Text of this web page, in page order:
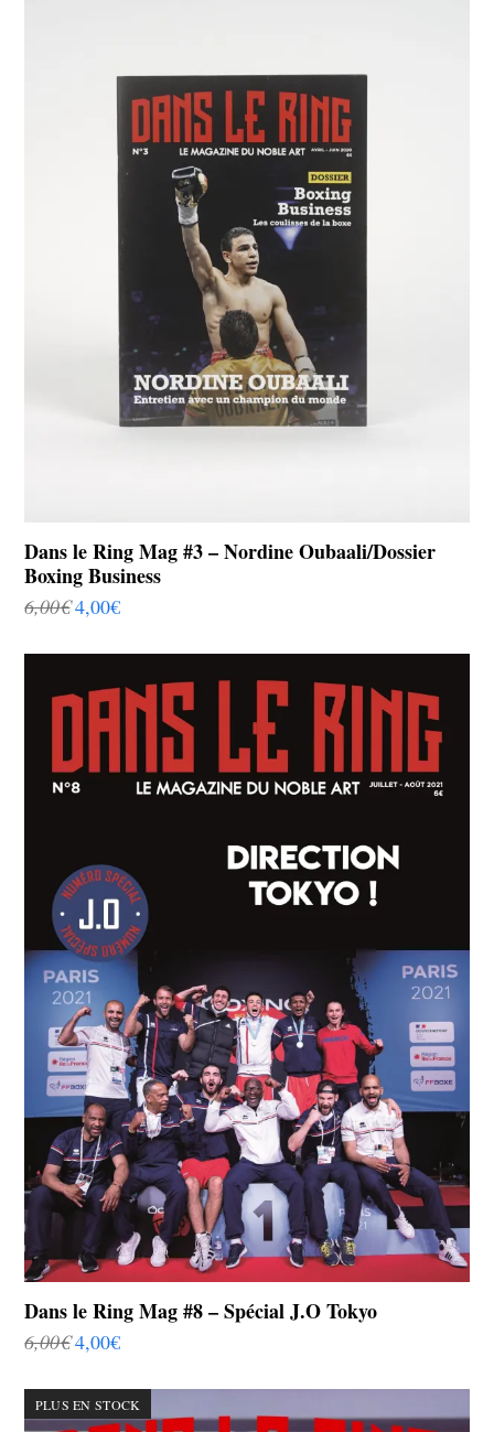
Dans le Ring Mag #3 – Nordine Oubaali/Dossier
Boxing Business
6,00€ 4,00€
Dans le Ring Mag #8 – Spécial J.O Tokyo
6,00€ 4,00€
PLUS EN STOCK